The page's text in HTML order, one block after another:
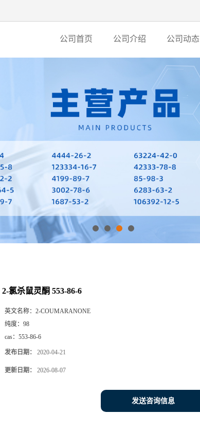
公司首页 公司介绍 公司动态
2-氯杀鼠灵酮 553-86-6
英文名称： 2-COUMARANONE
纯度： 98
cas： 553-86-6
发布日期： 2020-04-21
更新日期： 2026-08-07
发送咨询信息